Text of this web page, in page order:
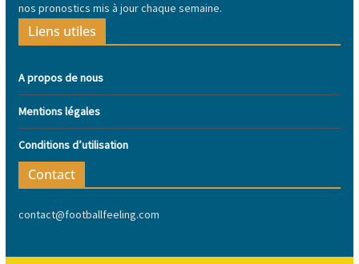
nos pronostics mis à jour chaque semaine.
Liens utiles
A propos de nous
Mentions légales
Conditions d’utilisation
Contact
contact@footballfeeling.com